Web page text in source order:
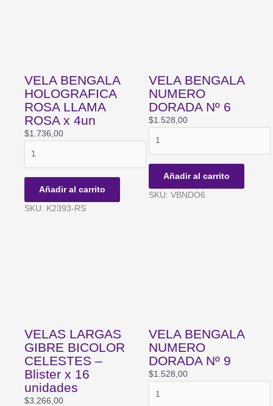
VELA BENGALA
HOLOGRAFICA
ROSA LLAMA
ROSA x 4un
$1.736,00
ROSA
LLAMA
ROSA
Añadir al carrito
SKU: K2393-RS
VELA BENGALA
NUMERO
DORADA Nº 6
$1.528,00
DORADA
Nº
6
Añadir al carrito
SKU: VBNDO6
VELAS LARGAS
GIBRE BICOLOR
CELESTES –
Blister x 16
unidades
$3.266,00
VELA BENGALA
NUMERO
DORADA Nº 9
$1.528,00
BENGALA